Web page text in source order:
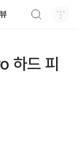
하드 피